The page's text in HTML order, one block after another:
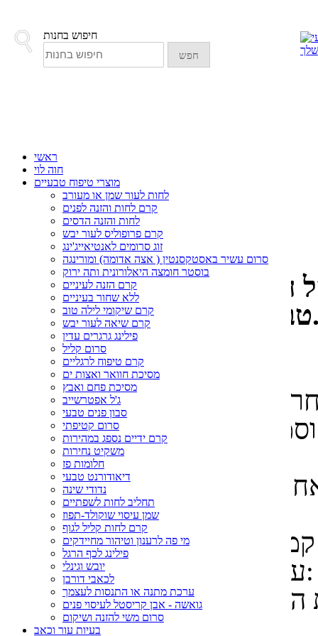
חיפוש בחנות
חפש
ראשי
חוה לוי
מוצרי טיפוח טבעיים
לחות לעור שמן או מעורב
קרם לחות והזנה לפנים
לחות והזנה הדסים
קרם פרופוליס לעור יבש
זוג סרומים לאנטיאייג'ינג
סרום עשיר באסטקסנטין ( אצה אדומה) ומורינגה
בוסטר חומצה היאלורונית ותה ירוק
קרם הזנה לעיניים
ללא שחור בעיניים
קרם שיקומי לילה טוב
קרם שיאה לעור יבש
פילינג גרגרים עדין
סרום קליל
קרם טיפוח לרגליים
מסיכת חוואר ואצות ים
מסיכת פחם ואבץ
ג'ל אפטרשייב
סבון פנים טבעי
סרום קטיפתי
קרם ידיים נספג במהירות
משקיט נחירות
חלומות פז
דיאודורנט טבעי
נדודי שינה
תחליב לחות לשפתיים
שמן עיסוי שוקולד-תפוז
קרם לחות קליל לגוף
מי פה לרענון וטיהור מחיידקים
פילינג לכף הרגל
יובש וגינלי
לכאבי דורבן
ערכת מתנה או התנסות לעצמך
גואשה - אבן קריסטל לעיסוי פנים
סרום משי להזנה ושיקום
בעיות עור וכאב
דף הבית>>הבלוג של חווה >> הידרוסול - תתחילו להכיר
הידרוסול - תתחילו להכיר
חברה המפיצה תוספי תזונה
מנויים.
המון אחריות.
בתחום חומרי הגלם שלנו,
מה זה?
תהליך הזיקוק של הצמח -
(בבונג) לטיפול בדלקת
עיניים יבין על מה אני מדברת: